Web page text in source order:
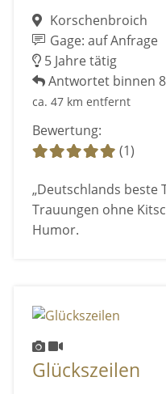
Korschenbroich
Gage: auf Anfrage
5 Jahre tätig
Antwortet binnen
ca. 47 km entfernt
Bewertung:
(1)
„Deutschlands beste
Trauungen ohne
Humor.
Glückszeilen